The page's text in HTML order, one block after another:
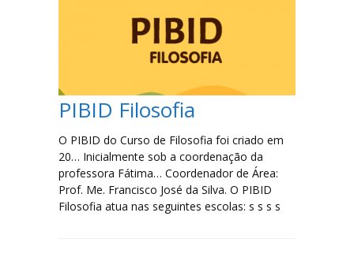
PIBID Filosofia
O PIBID do Curso de Filosofia foi criado em
20… Inicialmente sob a coordenação da
professora Fátima… Coordenador de Área:
Prof. Me. Francisco José da Silva. O PIBID
Filosofia atua nas seguintes escolas: s s s s